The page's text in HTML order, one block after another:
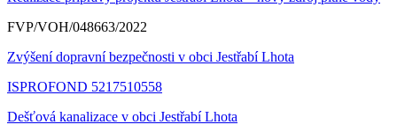
FVP/VOH/048663/2022
Zvýšení dopravní bezpečnosti v obci Jestřabí Lhota
ISPROFOND 5217510558
Dešťová kanalizace v obci Jestřabí Lhota